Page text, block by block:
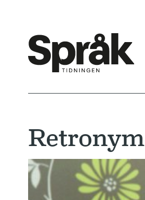
Retronym